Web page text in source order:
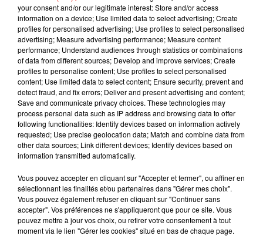
— Sabrina Gammelin (@GammelinSabrina)November 13,
2020
Musique
7 août 2026
RÜFÜS DU SOL annonce un nouvel
album après sa tournée mondiale
7 août 2026
Angèle et Amélie Lens dévoilent leur
collaboration tant attendue
your consent and/or our legitimate interest: Store and/or access
information on a device; Use limited data to select advertising; Create
profiles for personalised advertising; Use profiles to select personalised
advertising; Measure advertising performance; Measure content
performance; Understand audiences through statistics or combinations
of data from different sources; Develop and improve services; Create
profiles to personalise content; Use profiles to select personalised
content; Use limited data to select content; Ensure security, prevent and
detect fraud, and fix errors; Deliver and present advertising and content;
Save and communicate privacy choices. These technologies may
process personal data such as IP address and browsing data to offer
following functionalities: Identify devices based on information actively
requested; Use precise geolocation data; Match and combine data from
other data sources; Link different devices; Identify devices based on
information transmitted automatically.
Vous pouvez accepter en cliquant sur "Accepter et fermer", ou affiner en
sélectionnant les finalités et/ou partenaires dans "Gérer mes choix".
Vous pouvez également refuser en cliquant sur "Continuer sans
accepter". Vos préférences ne s'appliqueront que pour ce site. Vous
pouvez mettre à jour vos choix, ou retirer votre consentement à tout
moment via le lien "Gérer les cookies" situé en bas de chaque page.